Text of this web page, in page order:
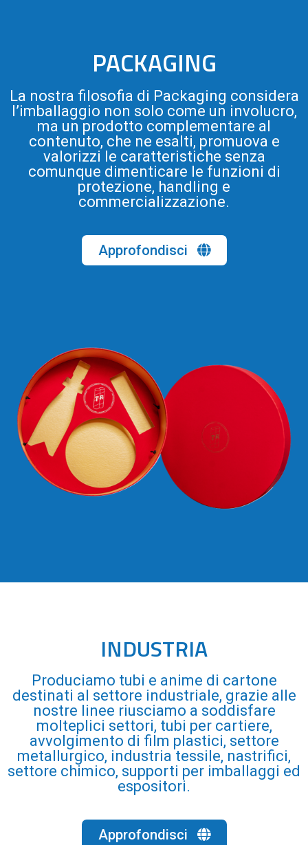
PACKAGING
La nostra filosofia di Packaging considera
l’imballaggio non solo come un involucro,
ma un prodotto complementare al
contenuto, che ne esalti, promuova e
valorizzi le caratteristiche senza
comunque dimenticare le funzioni di
protezione, handling e
commercializzazione.
Approfondisci
INDUSTRIA
Produciamo tubi e anime di cartone
destinati al settore industriale, grazie alle
nostre linee riusciamo a soddisfare
molteplici settori, tubi per cartiere,
avvolgimento di film plastici, settore
metallurgico, industria tessile, nastrifici,
settore chimico, supporti per imballaggi ed
espositori.
Approfondisci